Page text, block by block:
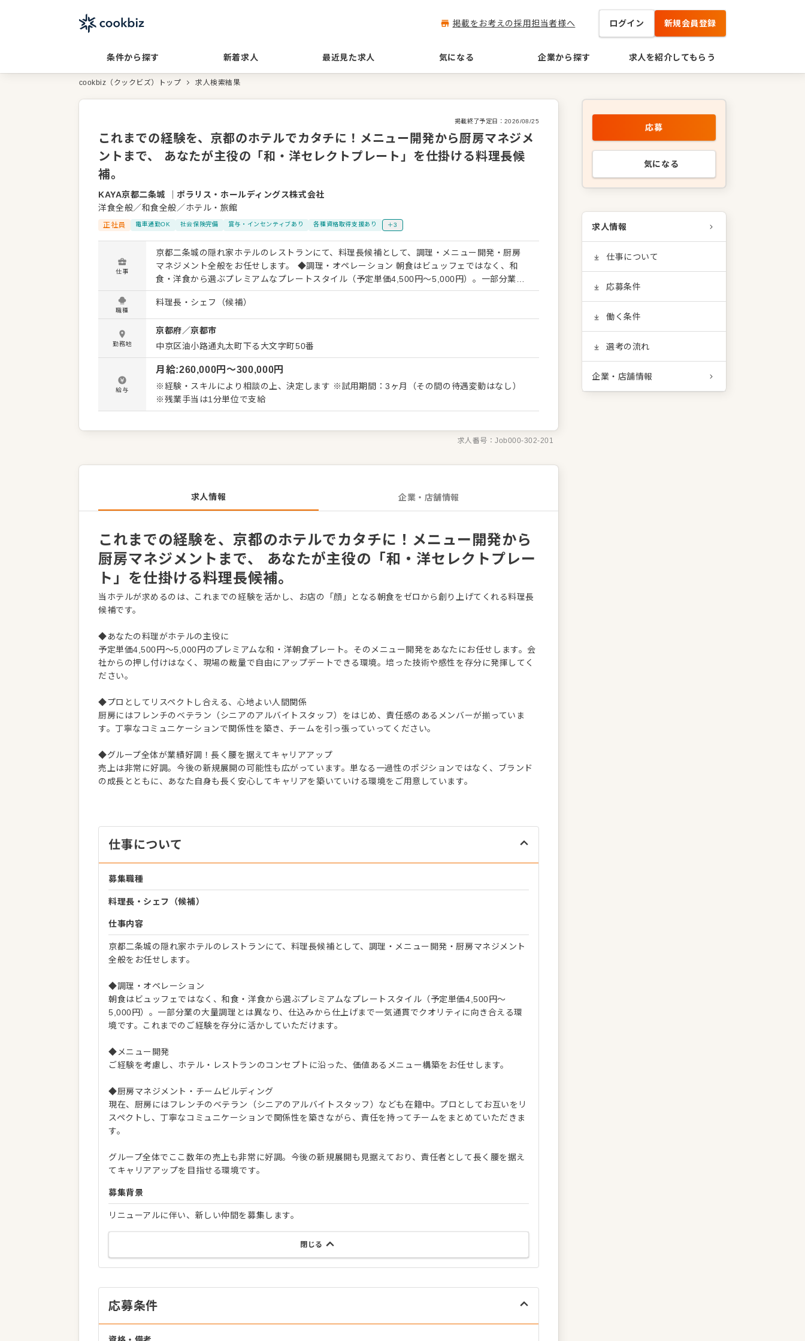
掲載をお考えの採用担当者様へ ログイン 新規会員登録
条件から探す 新着求人 最近見た求人 気になる 企業から探す 求人を紹介してもらう
cookbiz（クックビズ）トップ 求人検索結果
掲載終了予定日： 2026/08/25
これまでの経験を、京都のホテルでカタチに！メニュー開発から厨房マネジメ
ントまで、 あなたが主役の「和・洋セレクトプレート」を仕掛ける料理長候
補。
KAYA京都二条城 ｜ポラリス・ホールディングス株式会社
洋食全般／和食全般／ホテル・旅館
正社員 電車通勤OK 社会保険完備 賞与・インセンティブあり 各種資格取得支援あり ＋3
仕事
京都二条城の隠れ家ホテルのレストランにて、料理長候補として、調理・メニュー開発・厨房
マネジメント全般をお任せします。 ◆調理・オペレーション 朝食はビュッフェではなく、和
食・洋食から選ぶプレミアムなプレートスタイル（予定単価4,500円〜5,000円）。一部分業の
大量調理とは異なり、仕込みから仕上げまで一気通貫でクオリティに向き合える環境です。こ
れまでのご経験を存分に活かしていただけます。 ◆メニュー開発 ご経験を考慮し、ホテル・レ
ストランのコンセプトに沿った、価値あるメニュー構築をお任せします。 ◆厨房マネジメン
ト・チームビルディング 現在、厨房にはフレンチのベテラン（シニアのアルバイトスタッフ）
なども在籍中。プロとしてお互いをリスペクトし、丁寧なコミュニケーションで関係性を築き
ながら、責任を持ってチームをまとめていただきます。 グループ全体でここ数年の売上も非常
に好調。今後の新規展開も見据えており、責任者として長く腰を据えてキャリアアップを目指
せる環境です。
職種
料理長・シェフ（候補）
勤務地
京都府／京都市
中京区油小路通丸太町下る大文字町50番
給与
月給:260,000円〜300,000円
※経験・スキルにより相談の上、決定します ※試用期間：3ヶ月（その間の待遇変動はなし）
※残業手当は1分単位で支給
求人番号：Job000-302-201
求人情報 企業・店舗情報
これまでの経験を、京都のホテルでカタチに！メニュー開発から
厨房マネジメントまで、 あなたが主役の「和・洋セレクトプレー
ト」を仕掛ける料理長候補。
当ホテルが求めるのは、これまでの経験を活かし、お店の「顔」となる朝食をゼロから創り上げてくれる料理長
候補です。
◆あなたの料理がホテルの主役に
予定単価4,500円〜5,000円のプレミアムな和・洋朝食プレート。そのメニュー開発をあなたにお任せします。会
社からの押し付けはなく、現場の裁量で自由にアップデートできる環境。培った技術や感性を存分に発揮してく
ださい。
◆プロとしてリスペクトし合える、心地よい人間関係
厨房にはフレンチのベテラン（シニアのアルバイトスタッフ）をはじめ、責任感のあるメンバーが揃っていま
す。丁寧なコミュニケーションで関係性を築き、チームを引っ張っていってください。
◆グループ全体が業績好調！長く腰を据えてキャリアアップ
売上は非常に好調。今後の新規展開の可能性も広がっています。単なる一過性のポジションではなく、ブランド
の成長とともに、あなた自身も長く安心してキャリアを築いていける環境をご用意しています。
仕事について
募集職種
料理長・シェフ（候補）
仕事内容
京都二条城の隠れ家ホテルのレストランにて、料理長候補として、調理・メニュー開発・厨房マネジメント
全般をお任せします。
◆調理・オペレーション
朝食はビュッフェではなく、和食・洋食から選ぶプレミアムなプレートスタイル（予定単価4,500円〜
5,000円）。一部分業の大量調理とは異なり、仕込みから仕上げまで一気通貫でクオリティに向き合える環
境です。これまでのご経験を存分に活かしていただけます。
◆メニュー開発
ご経験を考慮し、ホテル・レストランのコンセプトに沿った、価値あるメニュー構築をお任せします。
◆厨房マネジメント・チームビルディング
現在、厨房にはフレンチのベテラン（シニアのアルバイトスタッフ）なども在籍中。プロとしてお互いをリ
スペクトし、丁寧なコミュニケーションで関係性を築きながら、責任を持ってチームをまとめていただきま
す。
グループ全体でここ数年の売上も非常に好調。今後の新規展開も見据えており、責任者として長く腰を据え
てキャリアアップを目指せる環境です。
募集背景
リニューアルに伴い、新しい仲間を募集します。
閉じる
応募条件
応募
気になる
求人情報
仕事について
応募条件
働く条件
選考の流れ
企業・店舗情報